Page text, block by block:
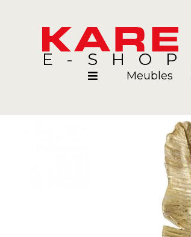
E-SHOP
Meubles